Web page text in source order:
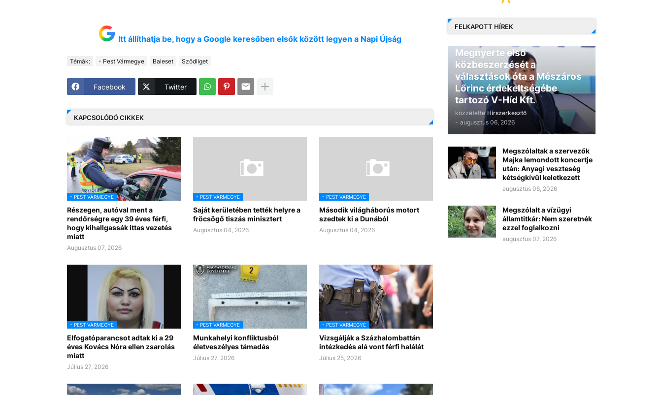
Itt állíthatja be, hogy a Google keresőben elsők között legyen a Napi Újság
Témák: - Pest Vármegye Baleset Sződliget
Facebook Twitter
KAPCSOLÓDÓ CIKKEK
- PEST VÁRMEGYE
Részegen, autóval ment a
rendőrségre egy 39 éves férfi,
hogy kihallgassák ittas vezetés
miatt
Augusztus 07, 2026
- PEST VÁRMEGYE
Saját kerületében tették helyre a
fröcsögő tiszás minisztert
Augusztus 04, 2026
- PEST VÁRMEGYE
Második világháborús motort
szedtek ki a Dunából
Augusztus 04, 2026
- PEST VÁRMEGYE
Elfogatóparancsot adtak ki a 29
éves Kovács Nóra ellen zsarolás
miatt
Július 27, 2026
- PEST VÁRMEGYE
Munkahelyi konfliktusból
életveszélyes támadás
Július 27, 2026
- PEST VÁRMEGYE
Vizsgálják a Százhalombattán
intézkedés alá vont férfi halálát
Július 25, 2026
FELKAPOTT HÍREK
Megnyerte első
közbeszerzését a
választások óta a Mészáros
Lőrinc érdekeltségébe
tartozó V-Híd Kft.
közzétette Hírszerkesztő
- augusztus 06, 2026
Megszólaltak a szervezők
Majka lemondott koncertje
után: Anyagi veszteség
kétségkívül keletkezett
augusztus 06, 2026
Megszólalt a vízügyi
államtitkár: Nem szeretnék
ezzel foglalkozni
augusztus 07, 2026